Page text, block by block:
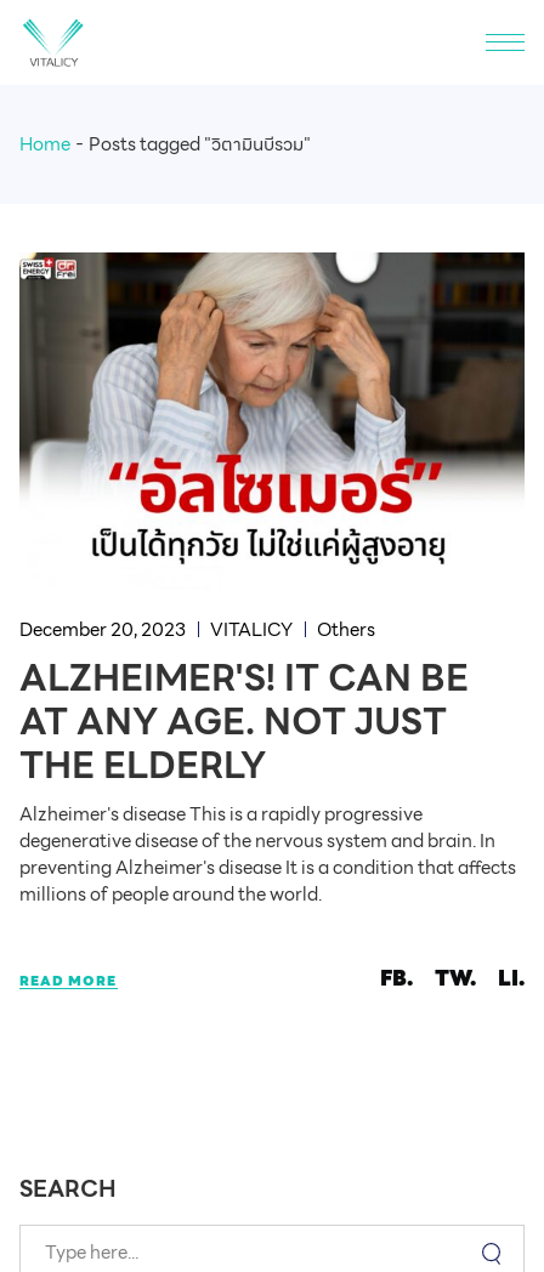
Home Posts tagged "วิตามินบีรวม"
December 20, 2023 VITALICY Others
ALZHEIMER'S! IT CAN BE
AT ANY AGE. NOT JUST
THE ELDERLY
Alzheimer's disease This is a rapidly progressive
degenerative disease of the nervous system and brain. In
preventing Alzheimer's disease It is a condition that affects
millions of people around the world.
READ MORE FB. TW. LI.
SEARCH